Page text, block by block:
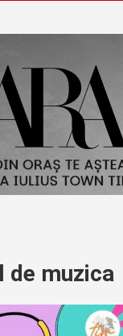
de muzica